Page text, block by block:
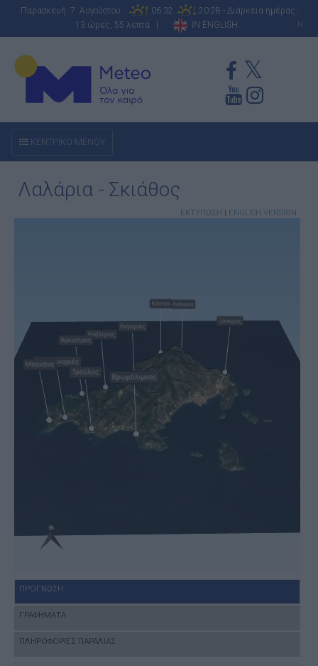
Παρασκευή 7 Αυγούστου 06:32
20:28 - Διάρκεια ημέρας:
13 ώρες, 55 λεπτά |
IN ENGLISH N
ΚΕΝΤΡΙΚΟ ΜΕΝΟΥ
Λαλάρια - Σκιάθος
ΕΚΤΥΠΩΣΗ | ENGLISH VERSION
ΠΡΟΓΝΩΣΗ
ΓΡΑΦΗΜΑΤΑ
ΠΛΗΡΟΦΟΡΙΕΣ ΠΑΡΑΛΙΑΣ